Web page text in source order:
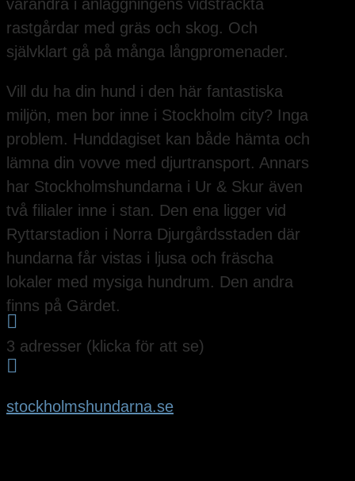
varandra i anläggningens vidsträckta
rastgårdar med gräs och skog. Och
självklart gå på många långpromenader.
Vill du ha din hund i den här fantastiska
miljön, men bor inne i Stockholm city? Inga
problem. Hunddagiset kan både hämta och
lämna din vovve med djurtransport. Annars
har Stockholmshundarna i Ur & Skur även
två filialer inne i stan. Den ena ligger vid
Ryttarstadion i Norra Djurgårdsstaden där
hundarna får vistas i ljusa och fräscha
lokaler med mysiga hundrum. Den andra
finns på Gärdet.

3 adresser (klicka för att se)

stockholmshundarna.se